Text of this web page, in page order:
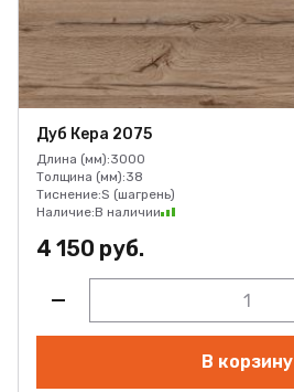
Дуб Кера 2075
Длина (мм):3000
Толщина (мм):38
Тиснение:S (шагрень)
Наличие:В наличии
4 150 руб.
В корзину